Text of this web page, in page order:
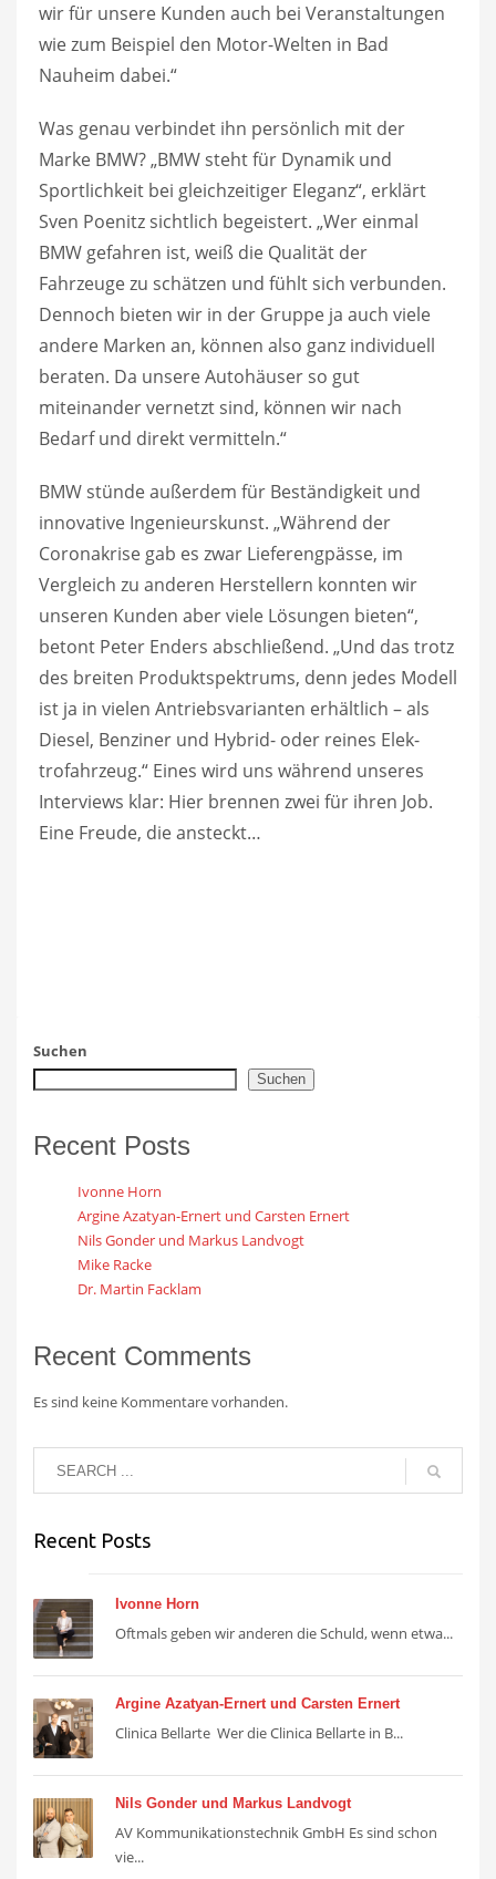
wir für unsere Kunden auch bei Veranstaltungen
wie zum Beispiel den Motor-Welten in Bad
Nauheim dabei.“
Was genau verbindet ihn persönlich mit der
Marke BMW? „BMW steht für Dynamik und
Sportlichkeit bei gleichzeitiger Eleganz“, erklärt
Sven Poenitz sichtlich begeistert. „Wer einmal
BMW gefahren ist, weiß die Qualität der
Fahrzeuge zu schätzen und fühlt sich verbunden.
Dennoch bieten wir in der Gruppe ja auch viele
andere Marken an, können also ganz individuell
beraten. Da unsere Autohäuser so gut
miteinander vernetzt sind, können wir nach
Bedarf und direkt vermitteln.“
BMW stünde außerdem für Beständigkeit und
innovative Ingenieurskunst. „Während der
Coronakrise gab es zwar Lieferengpässe, im
Vergleich zu anderen Herstellern konnten wir
unseren Kunden aber viele Lösungen bieten“,
betont Peter Enders abschließend. „Und das trotz
des breiten Produktspektrums, denn jedes Modell
ist ja in vielen Antriebsvarianten erhältlich – als
Diesel, Benziner und Hybrid- oder reines Elek-
trofahrzeug.“ Eines wird uns während unseres
Interviews klar: Hier brennen zwei für ihren Job.
Eine Freude, die ansteckt…
Suchen
Suchen
Recent Posts
Ivonne Horn
Argine Azatyan-Ernert und Carsten Ernert
Nils Gonder und Markus Landvogt
Mike Racke
Dr. Martin Facklam
Recent Comments
Es sind keine Kommentare vorhanden.
Recent Posts
Ivonne Horn
Oftmals geben wir anderen die Schuld, wenn etwa...
Argine Azatyan-Ernert und Carsten Ernert
Clinica Bellarte Wer die Clinica Bellarte in B...
Nils Gonder und Markus Landvogt
AV Kommunikationstechnik GmbH Es sind schon
vie...